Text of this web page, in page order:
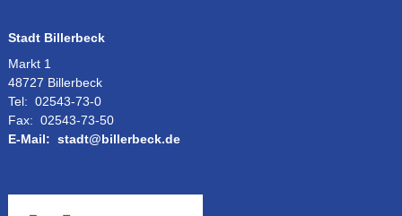
Stadt Billerbeck
Markt 1
48727 Billerbeck
Tel: 02543-73-0
Fax: 02543-73-50
E-Mail: stadt@billerbeck.de